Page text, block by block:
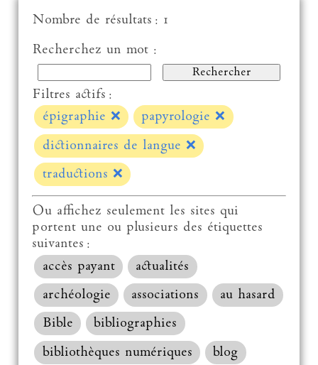
Nombre de résultats : 1
Recherchez un mot :
Filtres actifs :
épigraphie ❌ papyrologie❌
dictionnaires de langue ❌
traductions ❌
Ou affichez seulement les sites qui
portent une ou plusieurs des étiquettes
suivantes :
accès payant
actualités
archéologie
associations
au hasard
Bible
bibliographies
bibliothèques numériques
blog